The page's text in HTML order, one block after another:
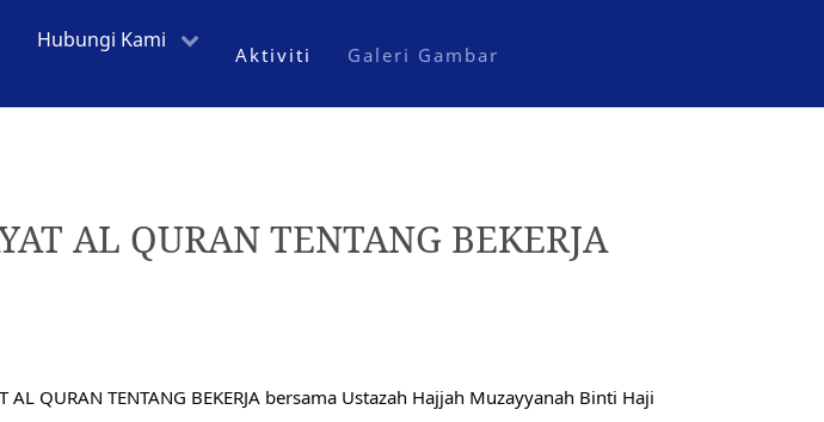
Hubungi Kami
Aktiviti Galeri Gambar
AL QURAN TENTANG BEKERJA
QURAN TENTANG BEKERJA bersama Ustazah Hajjah Muzayyanah Binti Haji